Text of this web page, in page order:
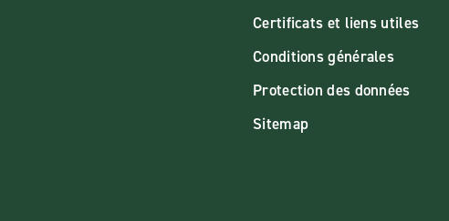
Certificats et liens utiles
Conditions générales
Protection des données
Sitemap